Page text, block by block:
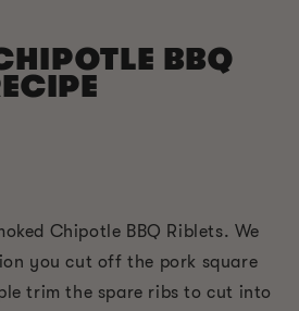
BBQ
Chipotle BBQ Riblets. We
you cut off the pork square
trim the spare ribs to cut into